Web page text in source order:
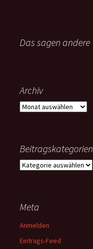
Das sagen andere
Archiv
Archiv
Beitragskategorien
Beitragskategorien
Meta
Anmelden
Eintrags-Feed